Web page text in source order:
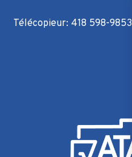
Télécopieur: 418 598-9853